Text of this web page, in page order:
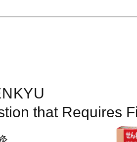
that Requires